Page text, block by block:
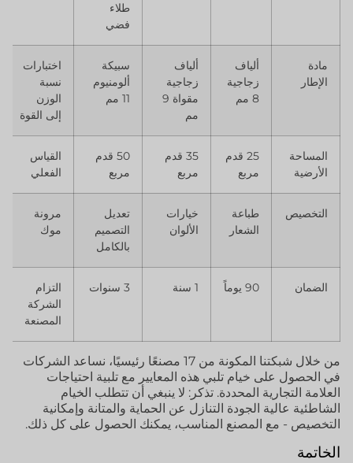
طلاء
فضي
مادة
الإطار
ألياف
زجاجية
8 مم
ألياف
زجاجية
مقواة 9
مم
سبيكة
ألومنيوم
11 مم
اختبارات
نسبة
الوزن
إلى القوة
المساحة
الأرضية
25 قدم
مربع
35 قدم
مربع
50 قدم
مربع
القياس
الفعلي
التخصيص
طباعة
الشعار
خيارات
الألوان
تعديل
التصميم
بالكامل
مرونة
موك
الضمان 90 يوماً 1 سنة 3 سنوات
التزام
الشركة
المصنعة
من خلال شبكتنا المكونة من 17 مصنعًا رئيسيًا، نساعد الشركات
في الحصول على خيام تلبي هذه المعايير مع تلبية احتياجات
العلامة التجارية المحددة. تذكر: لا ينبغي أن تتطلب الخيام
الشاطئية عالية الجودة التنازل عن الحماية والمتانة وإمكانية
التخصيص - مع المصنع المناسب، يمكنك الحصول على كل ذلك.
الخاتمة